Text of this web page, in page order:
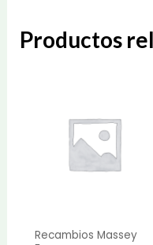
Productos
Recambios Massey